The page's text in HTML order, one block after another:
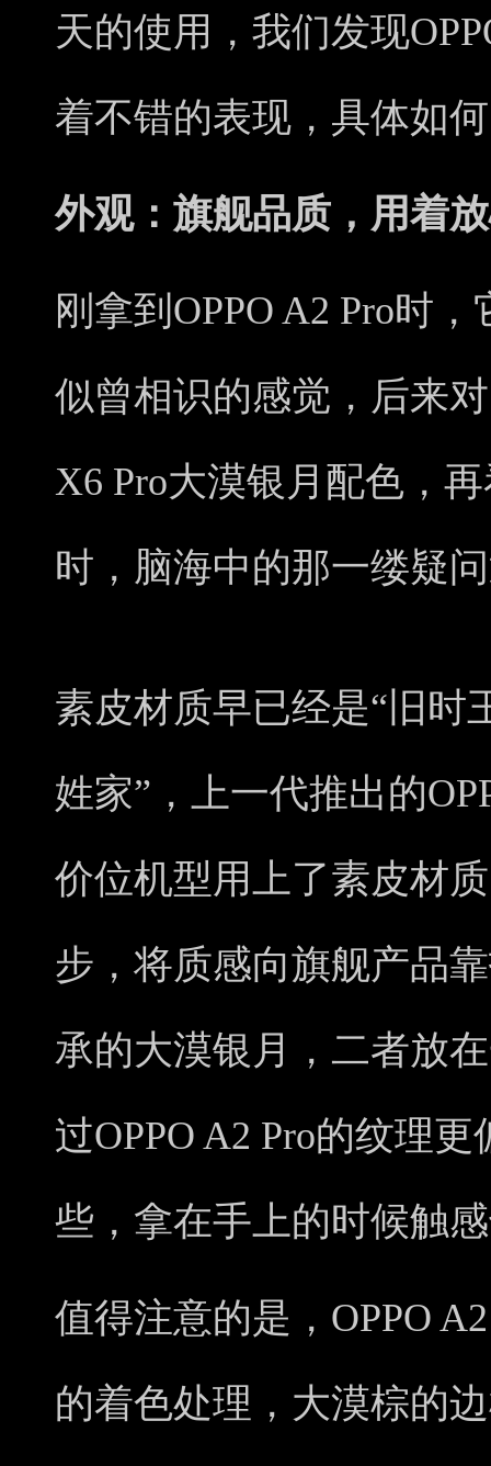
天的使用，我们发现
着不错的表现，具体如
外观：旗舰品质，用着
刚拿到OPPO A2 Pro时
似曾相识的感觉，后来
X6 Pro大漠银月配色，
时，脑海中的那一缕疑
素皮材质早已经是“旧时
姓家”，上一代推出的
价位机型用上了素皮材
步，将质感向旗舰产品
承的大漠银月，二者放
过OPPO A2 Pro的纹理
些，拿在手上的时候触
值得注意的是，OPPO
的着色处理，大漠棕的